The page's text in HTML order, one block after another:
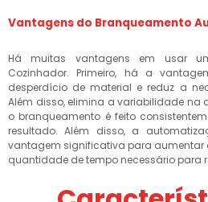
Vantagens do Branqueamento
Há muitas vantagens em usar
Cozinhador. Primeiro, há a
desperdício de material e reduz a
Além disso, elimina a variabilidade na
o branqueamento é feito
resultado. Além disso, a
vantagem significativa para aumentar
quantidade de tempo necessário para